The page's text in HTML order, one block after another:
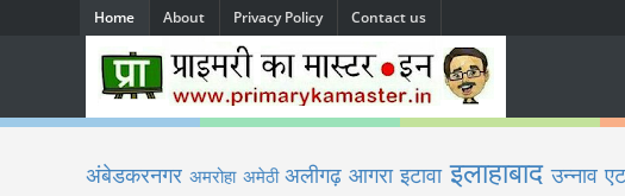
Home About Privacy Policy Contact us
अंबेडकरनगर अमरोहा अमेठी अलीगढ़ आगरा इटावा इलाहाबाद उन्नाव